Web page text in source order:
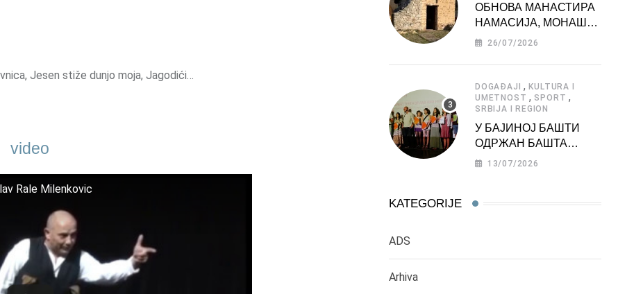
Jesen stiže dunjo moja, Jagodići…
video
Rale Milenkovic
ОБНОВА МАНАСТИРА
НАМАСИЈА, МОНАШКЕ
ЗАДУЖБИНЕ
26/07/2026
DOGAĐAJI ,KULTURA I
UMETNOST , SPORT ,
SRBIJA I REGION
У БАЈИНОЈ БАШТИ
ОДРЖАН БАШТА
ФЕСТ 2026
13/07/2026
KATEGORIJE
ADS
Arhiva